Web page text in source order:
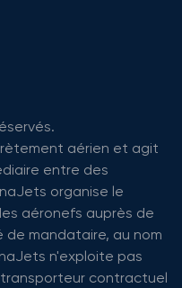
aérien et agit
entre des
organise le
aéronefs auprès de
mandataire, au nom
n'exploite pas
contractuel